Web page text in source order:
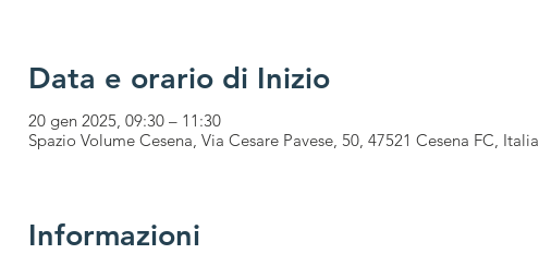
Data e orario di Inizio
20 gen 2025, 09:30 – 11:30
Spazio Volume Cesena, Via Cesare Pavese, 50, 47521 Cesena FC, Italia
Informazioni